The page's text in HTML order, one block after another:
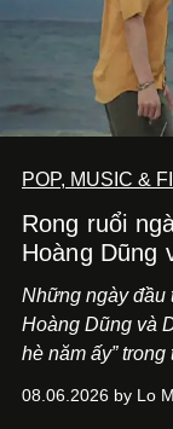
POP, MUSIC &
Rong ruổi
Hoàng Dũng
Những ngày đầu
Hoàng Dũng và
hè năm ấy”
08.06.2026 by Lo